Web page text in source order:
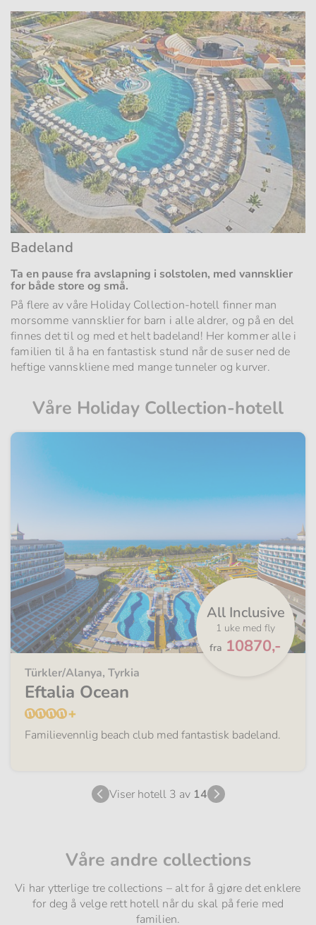
Badeland
Ta en pause fra avslapning i solstolen, med vannsklier
for både store og små.
På flere av våre Holiday Collection-hotell finner man
morsomme vannsklier for barn i alle aldrer, og på en del
finnes det til og med et helt badeland! Her kommer alle i
familien til å ha en fantastisk stund når de suser ned de
heftige vannskliene med mange tunneler og kurver.
Våre Holiday Collection-hotell
All Inclusive
1 uke med fly
Fra
fra 10870,-
Türkler/Alanya, Tyrkia
Eftalia Ocean
Familievennlig beach club med fantastisk badeland.
Viser hotell 3 av 14
Våre andre collections
Vi har ytterlige tre collections – alt for å gjøre det enklere
for deg å velge rett hotell når du skal på ferie med
familien.